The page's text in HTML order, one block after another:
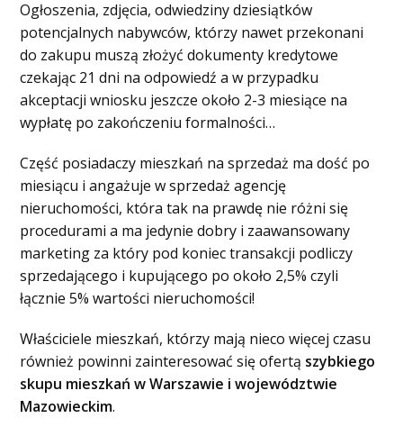
Ogłoszenia, zdjęcia, odwiedziny dziesiątków
potencjalnych nabywców, którzy nawet przekonani
do zakupu muszą złożyć dokumenty kredytowe
czekając 21 dni na odpowiedź a w przypadku
akceptacji wniosku jeszcze około 2-3 miesiące na
wypłatę po zakończeniu formalności…
Część posiadaczy mieszkań na sprzedaż ma dość po
miesiącu i angażuje w sprzedaż agencję
nieruchomości, która tak na prawdę nie różni się
procedurami a ma jedynie dobry i zaawansowany
marketing za który pod koniec transakcji podliczy
sprzedającego i kupującego po około 2,5% czyli
łącznie 5% wartości nieruchomości!
Właściciele mieszkań, którzy mają nieco więcej czasu
również powinni zainteresować się ofertą szybkiego
skupu mieszkań w Warszawie i województwie
Mazowieckim.